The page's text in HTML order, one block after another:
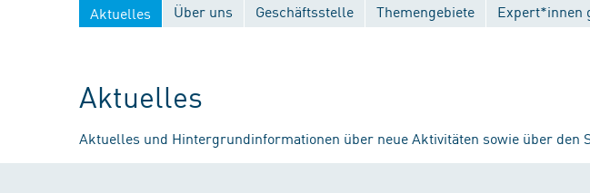
Aktuelles Über uns Geschäftsstelle Themengebiete Expert*innen
Aktuelles
Aktuelles und Hintergrundinformationen über neue Aktivitäten sowie über